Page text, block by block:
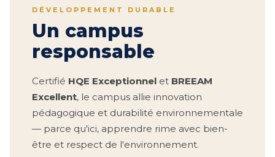
DÉVELOPPEMENT DURABLE
Un campus
responsable
Certifié HQE Exceptionnel et BREEAM
Excellent, le campus allie innovation
pédagogique et durabilité environnementale
— parce qu'ici, apprendre rime avec bien-
être et respect de l'environnement.